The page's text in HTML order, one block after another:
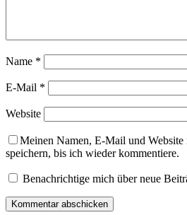
Name *
E-Mail *
Website
Meinen Namen, E-Mail und Website
speichern, bis ich wieder kommentiere.
Benachrichtige mich über neue